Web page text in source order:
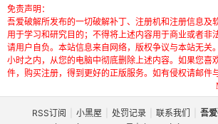
52
免责声明：
吾爱破解所发布的一切破解补丁、注册机和注册信息及
用于学习和研究目的；不得将上述内容用于商业或者非
请用户自负。本站信息来自网络，版权争议与本站无关
小时之内，从您的电脑中彻底删除上述内容。如果您喜
件，购买注册，得到更好的正版服务。如有侵权请邮件
RSS订阅 小黑屋 处罚记录 联系我们
吾